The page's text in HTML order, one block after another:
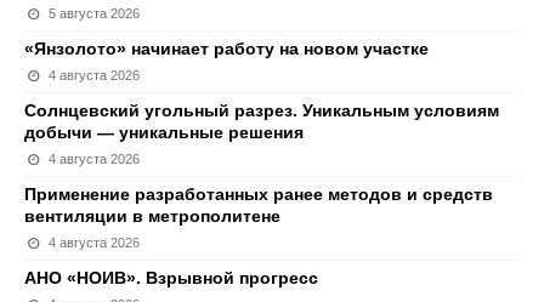
5 августа 2026
«Янзолото» начинает работу на новом участке
4 августа 2026
Солнцевский угольный разрез. Уникальным условиям
добычи — уникальные решения
4 августа 2026
Применение разработанных ранее методов и средств
вентиляции в метрополитене
4 августа 2026
АНО «НОИВ». Взрывной прогресс